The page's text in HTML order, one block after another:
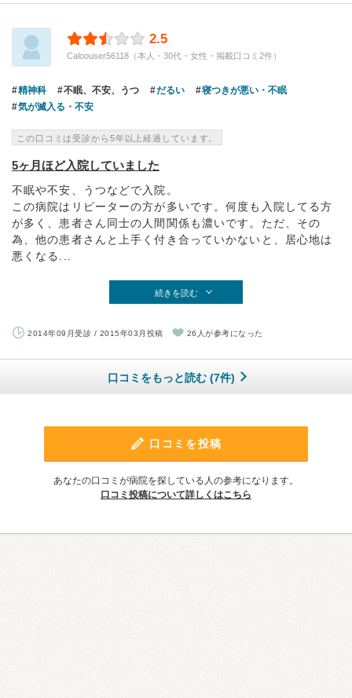
2.5
Caloouser56118（本人・30代・女性・掲載口コミ2件）
精神科 不眠、不安、うつ だるい
寝つきが悪い・不眠
気が滅入る・不安
この口コミは受診から5年以上経過しています。
5ヶ月ほど入院していました
不眠や不安、うつなどで入院。
この病院はリピーターの方が多いです。何度も入院してる方
が多く、患者さん同士の人間関係も濃いです。ただ、その
為、他の患者さんと上手く付き合っていかないと、居心地は
悪くなる...
続きを読む
2014年09月受診 / 2015年03月投稿 26人が参考になった
口コミをもっと読む (7件)
口コミを投稿
あなたの口コミが病院を探している人の参考になります。
口コミ投稿について詳しくはこちら